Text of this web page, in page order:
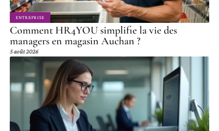
ENTREPRISE
Comment HR4YOU simplifie la vie des
managers en magasin Auchan ?
5 août 2026